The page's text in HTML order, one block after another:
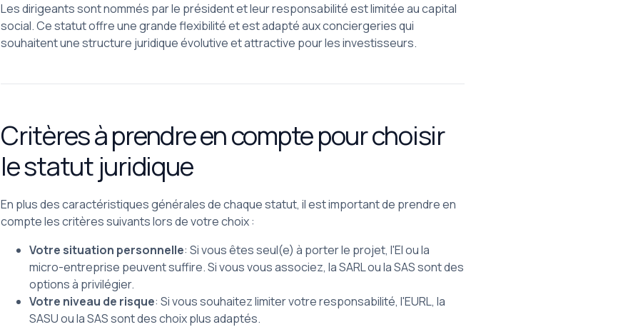
Les dirigeants sont nommés par le président et leur responsabilité est limitée au capital
social. Ce statut offre une grande flexibilité et est adapté aux conciergeries qui
souhaitent une structure juridique évolutive et attractive pour les investisseurs.
Critères à prendre en compte pour choisir
le statut juridique
En plus des caractéristiques générales de chaque statut, il est important de prendre en
compte les critères suivants lors de votre choix :
Votre situation personnelle: Si vous êtes seul(e) à porter le projet, l'EI ou la
micro-entreprise peuvent suffire. Si vous vous associez, la SARL ou la SAS sont des
options à privilégier.
Votre niveau de risque: Si vous souhaitez limiter votre responsabilité, l'EURL, la
SASU ou la SAS sont des choix plus adaptés.